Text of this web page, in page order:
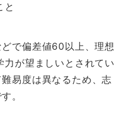
と
で偏差値60以上、理想
が望ましいとされてい
易度は異なるため、志
。